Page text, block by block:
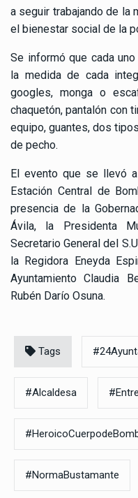
a seguir trabajando de la
el bienestar social de la
Se informó que cada
la medida de cada
googles, monga o
chaquetón, pantalón con
equipo, guantes, dos
de pecho.
El evento que se llevó
Estación Central de
presencia de la
Ávila, la Presidenta
Secretario General del
la Regidora Eneyda
Ayuntamiento Claudia
Rubén Darío Osuna.
Tags
#Alcaldesa
#NormaBustamante